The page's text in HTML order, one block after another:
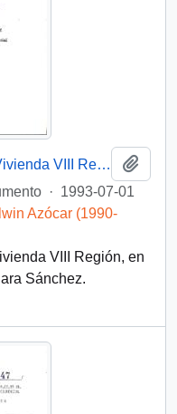
[Orden N° 975 de SEREMI de Vivienda VIII Región]
· 1993-07-01
Azócar (1990-
VIII Región, en
Sánchez.